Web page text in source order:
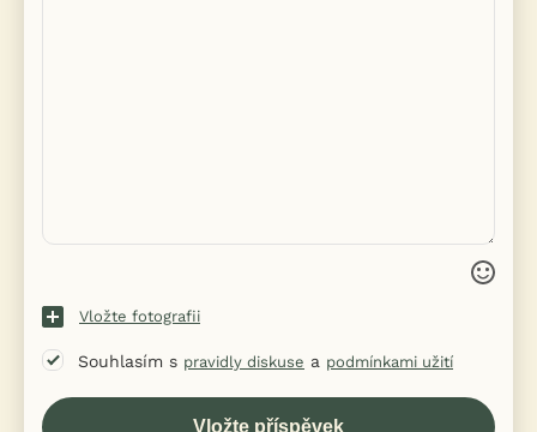
Vložte fotografii
Souhlasím s pravidly diskuse a podmínkami užití